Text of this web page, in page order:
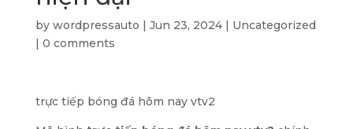
by wordpressauto | Jun 23, 2024| Uncategorized
| 0 comments
trực tiếp bóng đá hôm nay vtv2